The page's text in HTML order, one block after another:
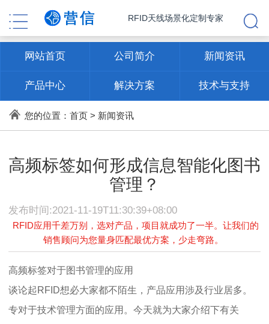
RFID天线场景化定制专家
网站首页 公司简介 新闻资讯
产品中心 解决方案 技术与支持
联系方式
您的位置： 首页> 新闻资讯
高频标签如何形成信息智能化图书
管理？
发布时间:2021-11-19T11:30:39+08:00
RFID应用千差万别，选对产品，项目就成功了一半。让我们的
销售顾问为您量身匹配最优方案，少走弯路。
高频标签对于图书管理的应用
谈论起RFID想必大家都不陌生，产品应用涉及行业居多。
专对于技术管理方面的应用。今天就为大家介绍下有关